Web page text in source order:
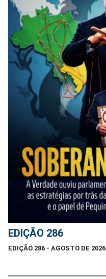
EDIÇÃO 286
EDIÇÃO 286 - AGOSTO DE 2026